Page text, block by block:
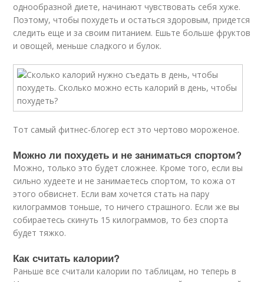
однообразной диете, начинают чувствовать себя хуже.
Поэтому, чтобы похудеть и остаться здоровым, придется
следить еще и за своим питанием. Ешьте больше фруктов
и овощей, меньше сладкого и булок.
Тот самый фитнес-блогер ест это чертово мороженое.
Можно ли похудеть и не заниматься спортом?
Можно, только это будет сложнее. Кроме того, если вы
сильно худеете и не занимаетесь спортом, то кожа от
этого обвиснет. Если вам хочется стать на пару
килограммов тоньше, то ничего страшного. Если же вы
собираетесь скинуть 15 килограммов, то без спорта
будет тяжко.
Как считать калории?
Раньше все считали калории по таблицам, но теперь в